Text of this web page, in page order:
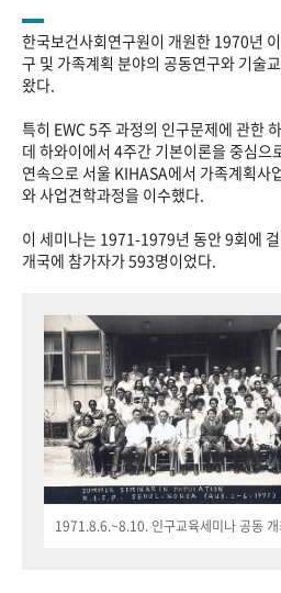
한국보건사회연구원이 개원한 1970년
구 및 가족계획 분야의 공동연구와 기술
왔다.
특히 EWC 5주 과정의 인구문제에 관한
데 하와이에서 4주간 기본이론을 중심으
연속으로 서울 KIHASA에서 가족계획사
와 사업견학과정을 이수했다.
이 세미나는 1971-1979년 동안 9회에
개국에 참가자가 593명이었다.
1971.8.6.~8.10. 인구교육세미나 공동 개